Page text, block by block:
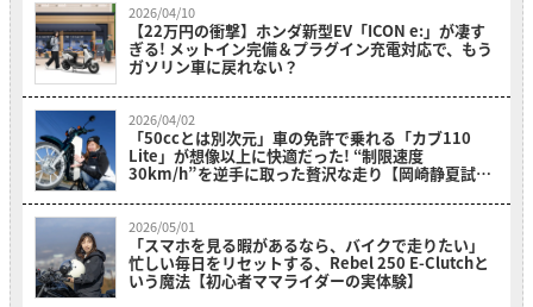
2026/04/10
【22万円の衝撃】ホンダ新型EV「ICON e:」が凄す
ぎる! メットイン完備＆プラグイン充電対応で、もう
ガソリン車に戻れない？
2026/04/02
「50ccとは別次元」車の免許で乗れる「カブ110
Lite」が想像以上に快適だった! “制限速度
30km/h”を逆手に取った贅沢な走り【岡崎静夏試乗
2026/05/01
「スマホを見る暇があるなら、バイクで走りたい」
忙しい毎日をリセットする、Rebel 250 E-Clutchと
いう魔法【初心者ママライダーの実体験】